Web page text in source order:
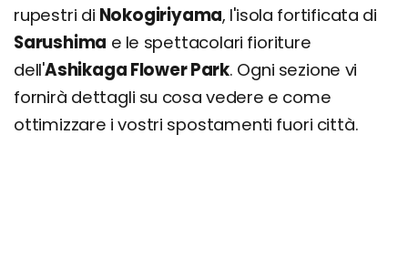
rupestri di Nokogiriyama, l'isola fortificata di
Sarushima e le spettacolari fioriture
dell'Ashikaga Flower Park. Ogni sezione vi
fornirà dettagli su cosa vedere e come
ottimizzare i vostri spostamenti fuori città.